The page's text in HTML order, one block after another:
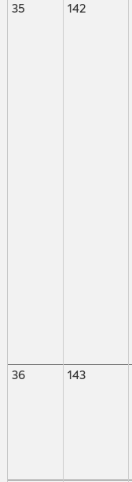
35 142
36 143